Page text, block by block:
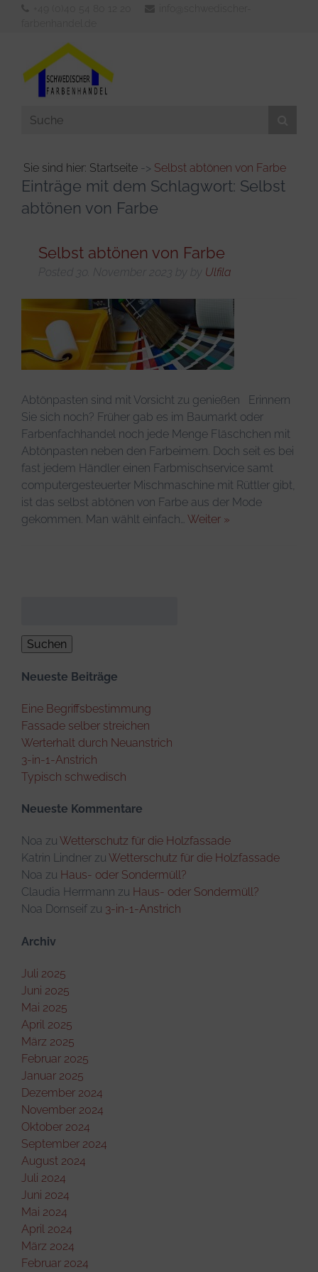
Aussenfarben
Innenfarben
Verdünner & Reiniger
Infos & Tipps
Sie sind hier: Startseite -> Selbst abtönen von Farbe
Einträge mit dem Schlagwort: Selbst
abtönen von Farbe
Selbst abtönen von Farbe
Posted 30. November 2023 by by Ulfila
Abtönpasten sind mit Vorsicht zu genießen Erinnern
Sie sich noch? Früher gab es im Baumarkt oder
Farbenfachhandel noch jede Menge Fläschchen mit
Abtönpasten neben den Farbeimern. Doch seit es bei
fast jedem Händler einen Farbmischservice samt
computergesteuerter Mischmaschine mit Rüttler gibt,
ist das selbst abtönen von Farbe aus der Mode
gekommen. Man wählt einfach… Weiter »
Neueste Beiträge
Eine Begriffsbestimmung
Fassade selber streichen
Werterhalt durch Neuanstrich
3-in-1-Anstrich
Typisch schwedisch
Neueste Kommentare
Noa zu Wetterschutz für die Holzfassade
Katrin Lindner zu Wetterschutz für die Holzfassade
Noa zu Haus- oder Sondermüll?
Claudia Herrmann zu Haus- oder Sondermüll?
Noa Dornseif zu 3-in-1-Anstrich
Archiv
Juli 2025
Juni 2025
Mai 2025
April 2025
März 2025
Februar 2025
Januar 2025
Dezember 2024
November 2024
Oktober 2024
September 2024
August 2024
Juli 2024
Juni 2024
Mai 2024
April 2024
März 2024
Februar 2024